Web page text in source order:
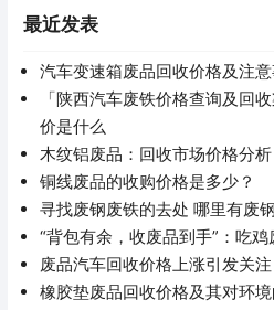
最近发表
汽车变速箱废品回收价格及注
「陕西汽车废铁价格查询及回
价是什么
木纹铝废品：回收市场价格分析
铜线废品的收购价格是多少？
寻找废钢废铁的去处 哪里有废
“背包有余，收废品到手”：吃
废品汽车回收价格上涨引发关注
橡胶垫废品回收价格及其对环